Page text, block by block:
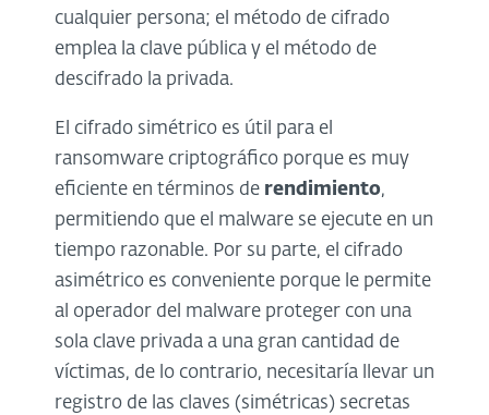
cualquier persona; el método de cifrado
emplea la clave pública y el método de
descifrado la privada.
El cifrado simétrico es útil para el
ransomware criptográfico porque es muy
eficiente en términos de rendimiento,
permitiendo que el malware se ejecute en un
tiempo razonable. Por su parte, el cifrado
asimétrico es conveniente porque le permite
al operador del malware proteger con una
sola clave privada a una gran cantidad de
víctimas, de lo contrario, necesitaría llevar un
registro de las claves (simétricas) secretas